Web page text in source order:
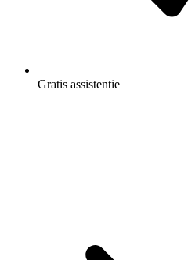
Gratis assistentie